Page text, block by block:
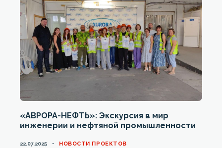
«АВРОРА-НЕФТЬ»: Экскурсия в мир
инженерии и нефтяной промышленности
22.07.2025 CATEGORIES
НОВОСТИ ПРОЕКТОВ